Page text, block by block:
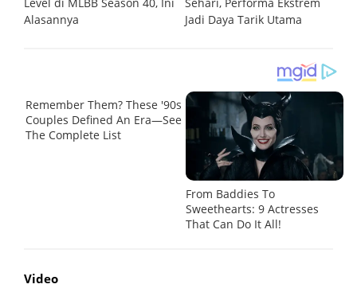
Level di MLBB Season 40, Ini
Alasannya
Sehari, Performa Ekstrem
Jadi Daya Tarik Utama
Video